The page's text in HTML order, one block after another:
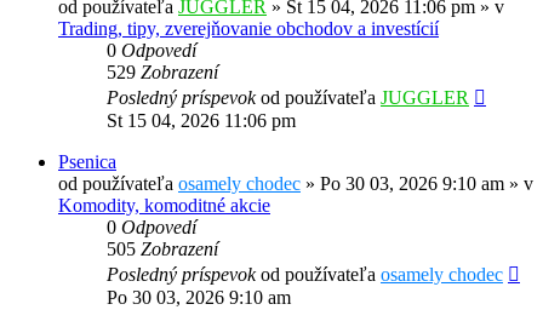
od používateľa JUGGLER » St 15 04, 2026 11:06 pm » v
Trading, tipy, zverejňovanie obchodov a investícií
0 Odpovedí
529 Zobrazení
Posledný príspevokod používateľa JUGGLER
St 15 04, 2026 11:06 pm
Psenica
od používateľa osamely chodec » Po 30 03, 2026 9:10 am » v
Komodity, komoditné akcie
0 Odpovedí
505 Zobrazení
Posledný príspevokod používateľa osamely chodec
Po 30 03, 2026 9:10 am